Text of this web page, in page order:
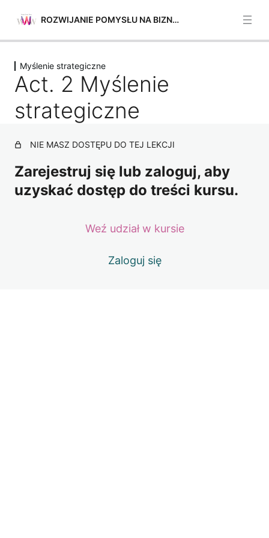
ROZWIJANIE POMYSŁU NA BIZNES
Planowanie i zarządzanie
5 lekcji
Mobilizacja ludzi
4 lekcje
4 lekcje
Wycena pomysłów
4 lekcje
Myślenie strategiczne
Act. 3 Myślenie strategiczne
Myślenie strategiczne
Act. 2 Myślenie
strategiczne
NIE MASZ DOSTĘPU DO TEJ LEKCJI
Zarejestruj się lub zaloguj, aby
uzyskać dostęp do treści kursu.
Weź udział w kursie
Zaloguj się